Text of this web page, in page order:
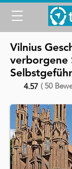
Vilnius
verborgene
4.57 ( 50